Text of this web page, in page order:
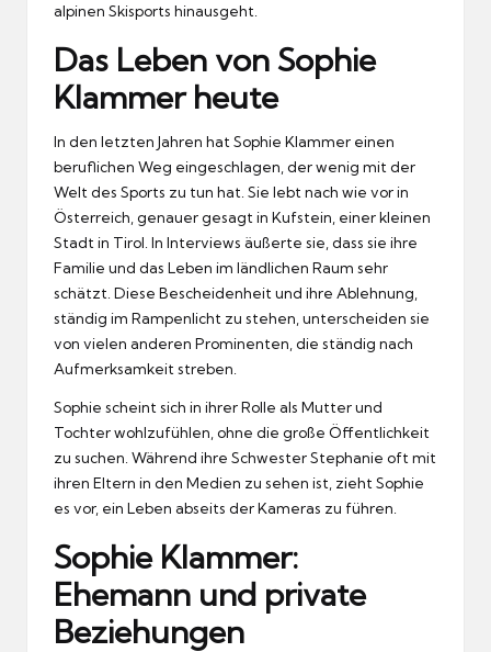
alpinen Skisports hinausgeht.
Das Leben von Sophie
Klammer heute
In den letzten Jahren hat Sophie Klammer einen
beruflichen Weg eingeschlagen, der wenig mit der
Welt des Sports zu tun hat. Sie lebt nach wie vor in
Österreich, genauer gesagt in Kufstein, einer kleinen
Stadt in Tirol. In Interviews äußerte sie, dass sie ihre
Familie und das Leben im ländlichen Raum sehr
schätzt. Diese Bescheidenheit und ihre Ablehnung,
ständig im Rampenlicht zu stehen, unterscheiden sie
von vielen anderen Prominenten, die ständig nach
Aufmerksamkeit streben.
Sophie scheint sich in ihrer Rolle als Mutter und
Tochter wohlzufühlen, ohne die große Öffentlichkeit
zu suchen. Während ihre Schwester Stephanie oft mit
ihren Eltern in den Medien zu sehen ist, zieht Sophie
es vor, ein Leben abseits der Kameras zu führen.
Sophie Klammer:
Ehemann und private
Beziehungen